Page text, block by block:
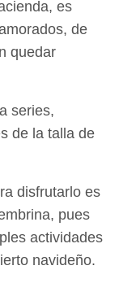
es
de
quedar
series,
de la talla de
disfrutarlo es
pues
actividades
navideño.